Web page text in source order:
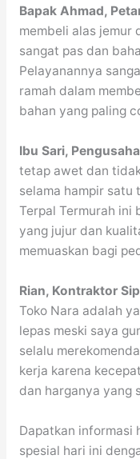
Bapak Ahmad,
membeli alas jemur
sangat pas dan
Pelayanannya
ramah dalam
bahan yang paling
Ibu Sari,
tetap awet dan
selama hampir
Terpal Termurah ini
yang jujur dan
memuaskan bagi
Rian, Kontraktor
Toko Nara adalah
lepas meski saya
selalu
kerja karena
dan harganya yang
Dapatkan informasi
spesial hari ini